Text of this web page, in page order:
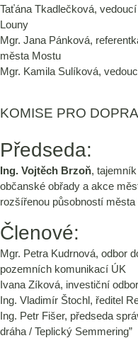
Taťána Tkadlečková,
Louny
Mgr. Jana Pánková,
města Mostu
Mgr. Kamila Sulíková,
KOMISE PRO
Předseda:
Ing. Vojtěch Brzoň,
občanské obřady a akce
rozšířenou působností města
Členové:
Mgr. Petra Kudrnová, odbor
pozemních komunikací ÚK
Ivana Zíková, investiční
Ing. Vladimír Štochl, ředitel
Ing. Petr Fišer, předseda
dráha / Teplický Semmering”